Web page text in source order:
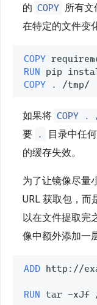
的 COPY 所有文
在特定的文件变
COPY
RUN
COPY
如果将 COPY
要 .
目录中任
的缓存失效。
为了让镜像尽量
URL 获取包，而
以在文件提取完
像中额外添加一
ADD http://
RUN tar -xJf